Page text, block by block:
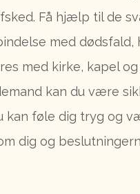
Få hjælp til de
med dødsfald,
med kirke, kapel
kan du være
kan føle dig tryg og
dig og